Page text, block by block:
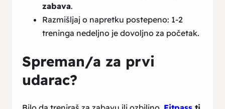
zabava.
Razmišljaj o napretku postepeno: 1-2
treninga nedeljno je dovoljno za početak.
Spreman/a za prvi
udarac?